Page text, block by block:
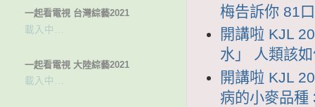
梅告訴你 81
開講啦 KJL
水」 人類該
開講啦 KJL
病的小麥品種
一起看電視 台灣綜藝2021
載入中…
一起看電視 大陸綜藝2021
載入中…